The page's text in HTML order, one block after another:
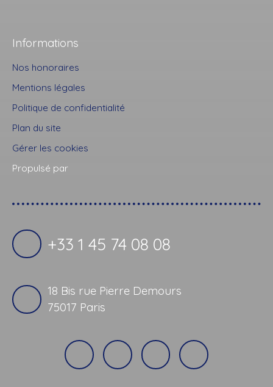
Informations
Nos honoraires
Mentions légales
Politique de confidentialité
Plan du site
Gérer les cookies
Propulsé par
+33 1 45 74 08 08
18 Bis rue Pierre Demours
75017 Paris